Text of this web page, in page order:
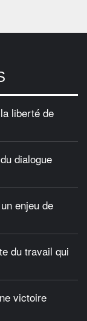
liberté de
dialogue
enjeu de
du travail qui
victoire